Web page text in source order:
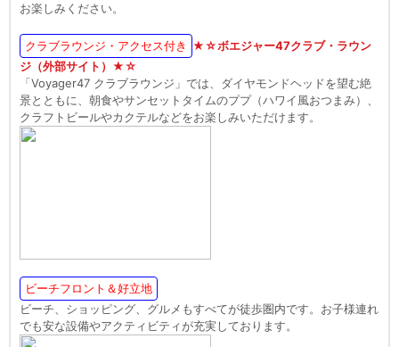
お楽しみください。
クラブラウンジ・アクセス付き
★☆ボエジャー47クラブ・ラウン
ジ（外部サイト）★☆
「Voyager47 クラブラウンジ」では、ダイヤモンドヘッドを望む絶
景とともに、朝食やサンセットタイムのププ（ハワイ風おつまみ）、
クラフトビールやカクテルなどをお楽しみいただけます。
ビーチフロント＆好立地
ビーチ、ショッピング、グルメもすべてが徒歩圏内です。お子様連れ
でも安な設備やアクティビティが充実しております。